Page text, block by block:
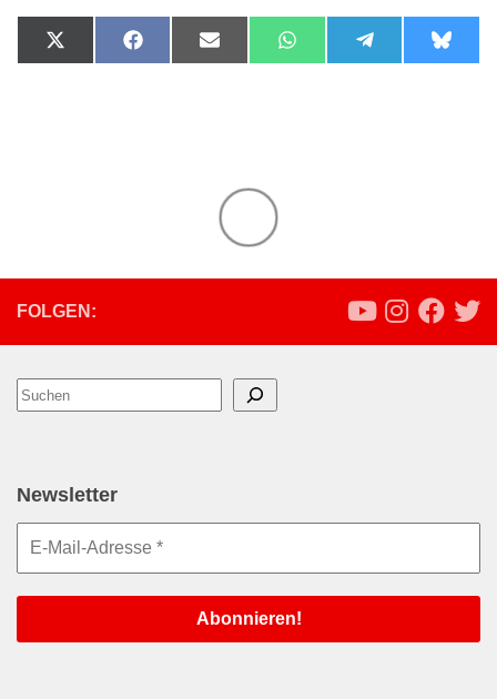
Share
on
Share
on
Share
on
Share
on
Share
on
Share
on
FOLGEN:
Suchen
Newsletter